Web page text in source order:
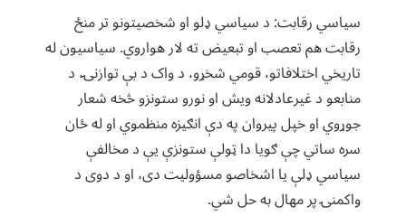
سیاسي رقابت: د سیاسي ډلو او شخصیتونو تر منځ
رقابت هم تعصب او تبعیض ته لار هواروي. سیاسیون له
تاریخي اختلافاتو، قومي شخړو، د واک د بې توازنۍ، د
منابعو د غیرعادلانه ویش او نورو ستونزو څخه شعار
جوړوي او خپل پیروان په دې انګیزه منظموي او له ځان
سره ساتي چې ګویا دا ټولې ستونزې یې د مخالفې
سیاسي ډلې یا اشخاصو مسؤولیت دی، او د دوی د
واکمنۍ پر مهال به حل شي.